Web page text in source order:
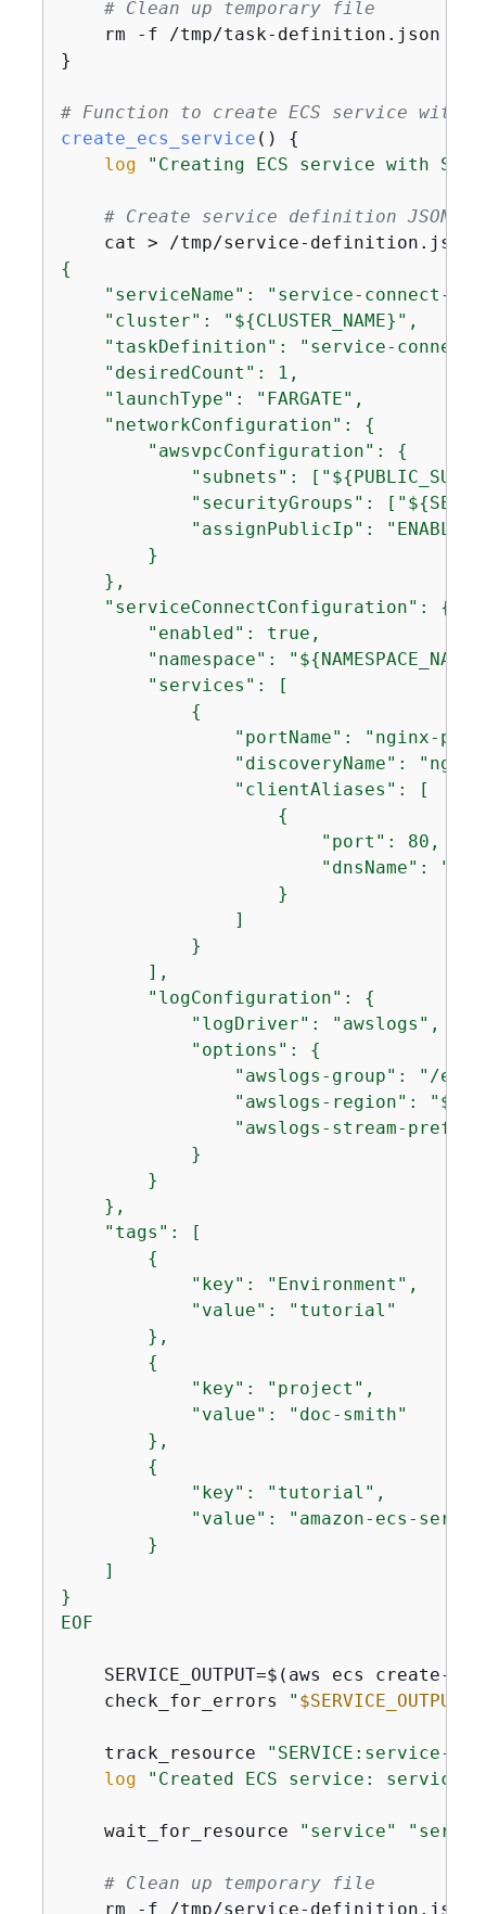
# Clean up temporary file
    rm -f /tmp/task-definition.json
}
# Function to create ECS service with
create_ecs_service () {
log
"Creating ECS service with
# Create service definition JSON
cat > /tmp/service-
{
"serviceName": "service-connect-
    "cluster": "$
{CLUSTER_NAME}",
"taskDefinition": "service-
    "desiredCount": 1,
    "launchType": "FARGATE",
    "networkConfiguration":
{
        "awsvpcConfiguration":
{
            "subnets": ["$
{
            "securityGroups": ["$
{
            "assignPublicIp": "ENABLED"
        }
    },
    "serviceConnectConfiguration":
{
        "enabled": true,
        "namespace": "$
{
        "services": [
{
"portName": "nginx-
"discoveryName":
                "clientAliases": [
{
                        "port": 80,
"dnsName":
                    }
                ]
            }
        ],
        "logConfiguration":
{
            "logDriver": "awslogs",
            "options":
{
"awslogs-group": "/
                "awslogs-region": "$
"awslogs-stream-
            }
        }
    },
    "tags": [
{
            "key": "Environment",
            "value": "tutorial"
        },
{
            "key": "project",
            "value": "doc-smith"
        },
{
            "key": "tutorial",
"value": "amazon-ecs-
        }
    ]
}
EOF
SERVICE_OUTPUT=$(aws ecs create-
    check_for_errors
" $SERVICE_OUTPUT
    track_resource
"SERVICE:service-
log
"Created ECS service: service-
    wait_for_resource
"service"
# Clean up temporary file
    rm -f /tmp/service-definition.json